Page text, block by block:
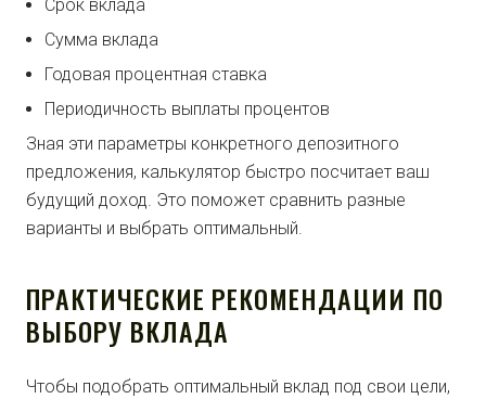
Срок вклада
Сумма вклада
Годовая процентная ставка
Периодичность выплаты процентов
Зная эти параметры конкретного депозитного
предложения, калькулятор быстро посчитает ваш
будущий доход. Это поможет сравнить разные
варианты и выбрать оптимальный.
ПРАКТИЧЕСКИЕ РЕКОМЕНДАЦИИ ПО
ВЫБОРУ ВКЛАДА
Чтобы подобрать оптимальный вклад под свои цели,